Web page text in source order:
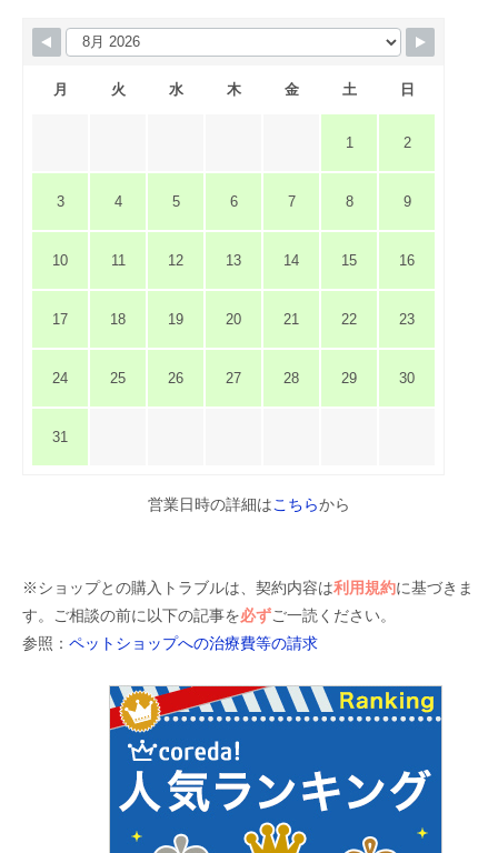
月 火 水 木 金 土 日
1 2
3 4 5 6 7 8 9
10 11 12 13 14 15 16
17 18 19 20 21 22 23
24 25 26 27 28 29 30
31
営業日時の詳細はこちらから
※ショップとの購入トラブルは、契約内容は利用規約に基づきま
す。ご相談の前に以下の記事を必ずご一読ください。
参照： ペットショップへの治療費等の請求